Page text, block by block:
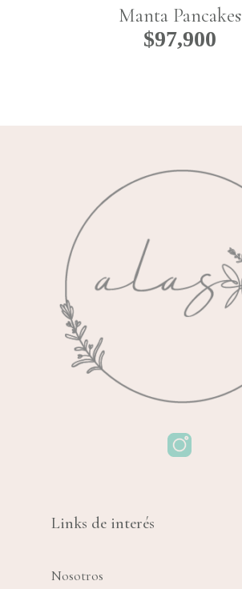
Manta Pancakes
$97,900
Links de interés
Nosotros